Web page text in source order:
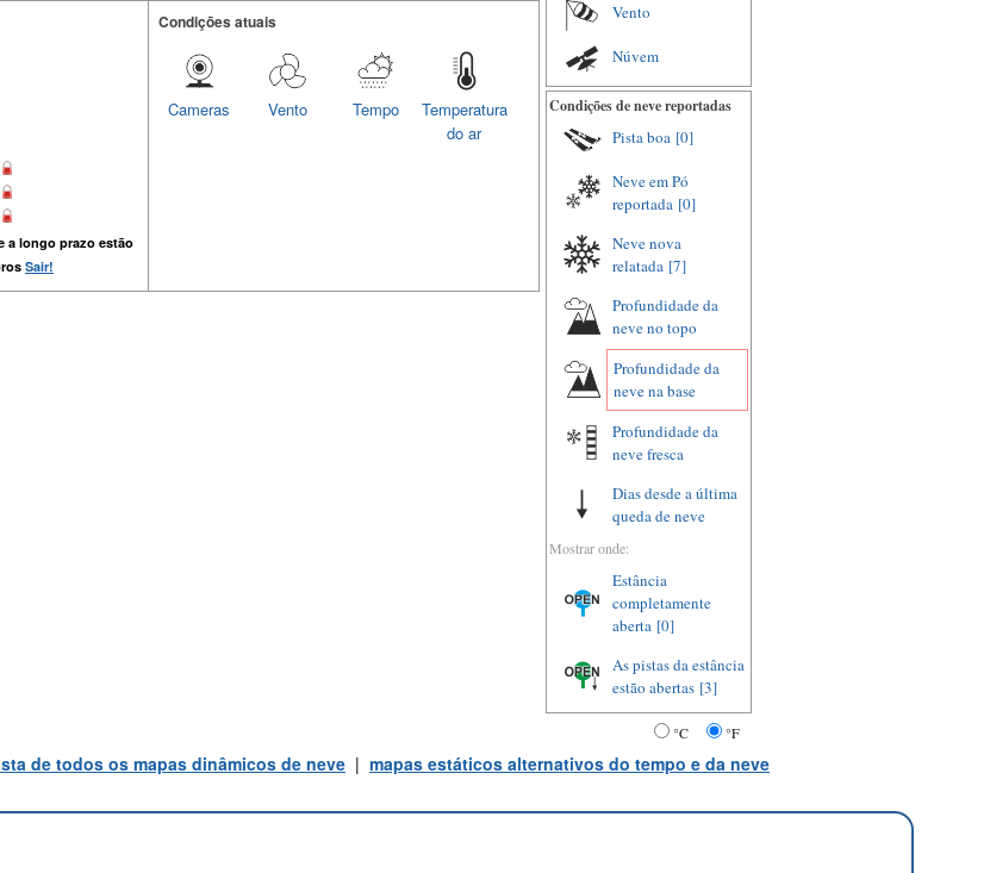
a longo prazo estão
Sair!
Condições atuais
Temperatura
do ar
Tempo
Vento
Cameras
Vento
Núvem
Condições de neve reportadas
Pista boa [0]
Neve em Pó
reportada [0]
Neve nova
relatada [7]
Profundidade da
neve no topo
Profundidade da
neve na base
Profundidade da
neve fresca
Dias desde a última
queda de neve
Mostrar onde:
Estância
completamente
aberta [0]
As pistas da estância
estão abertas [3]
°C °F
de todos os mapas dinâmicos de neve | mapas estáticos alternativos do tempo e da neve